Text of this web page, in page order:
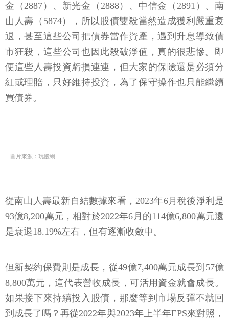
金（2887）、新光金（2888）、中信金（2891）、南
山人壽（5874），所以股債雙殺當然造成獲利嚴重衰
退，甚至這些公司把債券當作資產，遇到升息導致債
市狂殺，這些公司也因此殺破淨值，真的很悲慘。即
便這些人壽投資虧損連連，但大家的保險還是必須分
紅或理賠，只好維持投資，為了保守操作也只能繼續
買債券。
圖片來源：玩股網
從南山人壽最新自結數據來看，2023年6月稅後淨利是
93億8,200萬元，相對於2022年6月的114億6,800萬元還
是衰退18.19%左右，但有逐漸收斂中。
但新契約保費則是成長，從49億7,400萬元成長到57億
8,800萬元，這代表營收成長，可活用資金就會成長。
如果接下來持續投入股債，那麼等到市場反彈不就回
到成長了嗎？再從2022年與2023年上半年EPS來對照，